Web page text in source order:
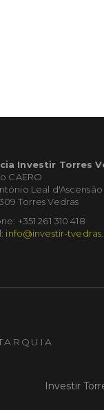
Investir Torres
CAERO
Leal d'Ascensão
Torres Vedras
+351 261 310 418
info@investir-
Investir